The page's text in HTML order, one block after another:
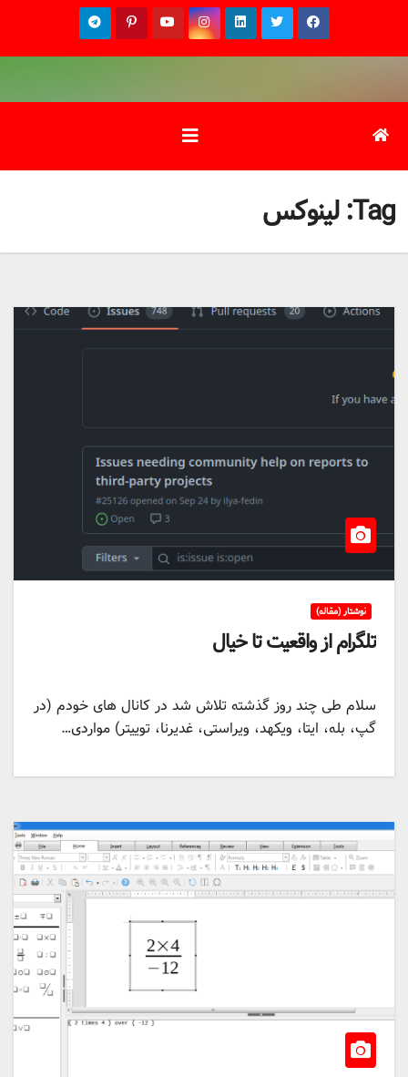
Tag: لینوکس
نوشتار (مقاله)
تلگرام از واقعیت تا خیال
سلام طی چند روز گذشته تلاش شد در کانال های خودم (در
گپ، بله، ایتا، ویکهد، ویراستی، غدیرنا، توییتر) مواردی…